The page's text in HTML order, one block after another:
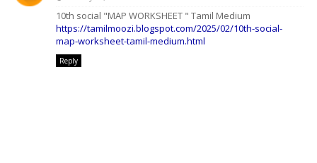
10th social "MAP WORKSHEET " Tamil Medium
https://tamilmoozi.blogspot.com/2025/02/10th-social-
map-worksheet-tamil-medium.html
Reply